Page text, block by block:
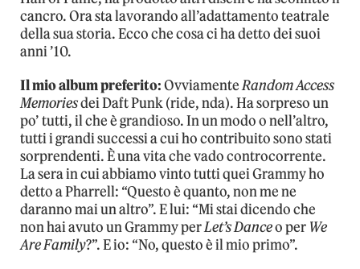
cancro. Ora sta lavorando all’adattamento teatrale
della sua storia. Ecco che cosa ci ha detto dei suoi
anni ’10.
Il mio album preferito:OvviamenteRandom Access
Memoriesdei Daft Punk (ride, nda). Ha sorpreso un
po’ tutti, il che è grandioso. In un modo o nell’altro,
tutti i grandi successi a cui ho contribuito sono stati
sorprendenti. È una vita che vado controcorrente.
La sera in cui abbiamo vinto tutti quei Grammy ho
detto a Pharrell: “Questo è quanto, non me ne
daranno mai un altro”. E lui: “Mi stai dicendo che
non hai avuto un Grammy perLet’s Danceo per We
Are Family?”. E io: “No, questo è il mio primo”.